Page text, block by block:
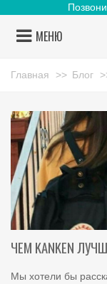
МЕНЮ
Главная >> Блог
ЧЕМ KANKEN
Мы хотели бы